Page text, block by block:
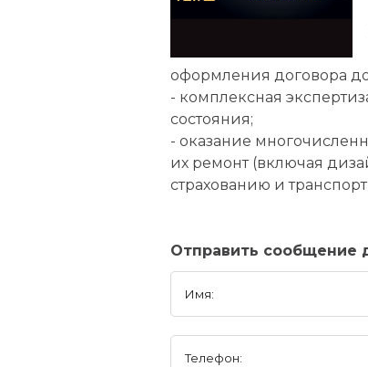
оформления договора
- комплексная
состояния;
- оказание
их ремонт (включая
страхованию и
Отправить сообщение
Имя:
Телефон: